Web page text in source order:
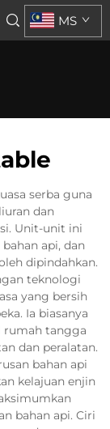
MS
serba guna
dan
Unit-unit ini
api, dan
dipindahkan.
teknologi
yang bersih
Ia biasanya
rumah tangga
dan peralatan.
bahan api
kelajuan enjin
bahan api. Ciri